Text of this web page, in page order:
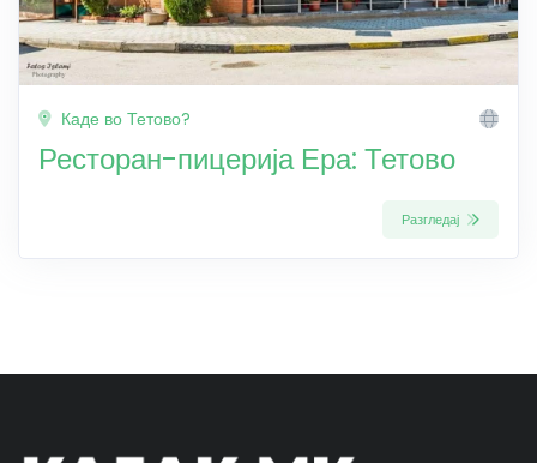
Каде во Тетово?
Ресторан-пицерија Ера: Тетово
Разгледај